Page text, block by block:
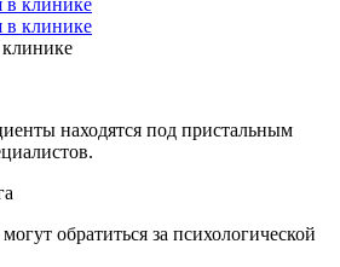
находятся под пристальным
обратиться за психологической